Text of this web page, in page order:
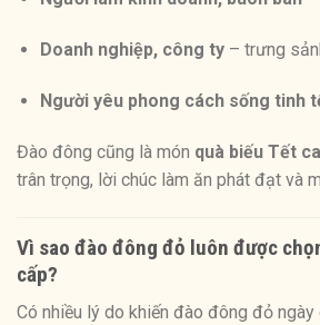
Doanh nghiệp, công ty– trưng
Người yêu phong cách sống tinh
Đào đông cũng là món quà biếu Tết
trân trọng, lời chúc làm ăn phát đạt và
Vì sao đào đông đỏ luôn được
cấp?
Có nhiều lý do khiến đào đông đỏ